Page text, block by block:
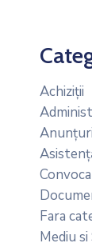
Achiziții
Fara
Mediu